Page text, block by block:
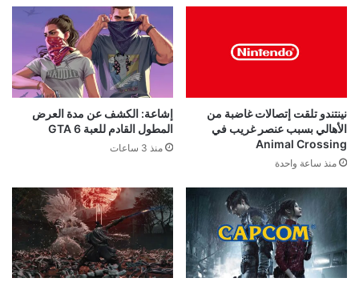
نينتندو تلقت إتصالات غاضبة من
الأهالي بسبب عنصر غريب في
Animal Crossing
منذ ساعة واحدة
إشاعة: الكشف عن مدة العرض
المطول القادم للعبة GTA 6
منذ 3 ساعات